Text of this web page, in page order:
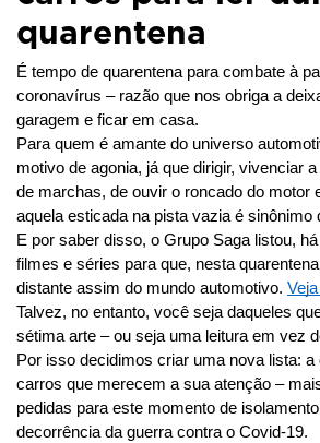
quarentena
É tempo de quarentena para combate à
coronavírus – razão que nos obriga a
garagem e ficar em casa.
Para quem é amante do universo
motivo de agonia, já que dirigir, vivenciar
de marchas, de ouvir o roncado do motor
aquela esticada na pista vazia é sinônimo
E por saber disso, o Grupo Saga listou,
filmes e séries para que, nesta
distante assim do mundo automotivo.
Talvez, no entanto, você seja daqueles
sétima arte – ou seja uma leitura em vez
Por isso decidimos criar uma nova lista:
carros que merecem a sua atenção –
pedidas para este momento de
decorrência da guerra contra o Covid-19.